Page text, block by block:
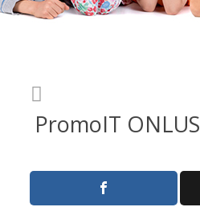
PromoIT ONLUS